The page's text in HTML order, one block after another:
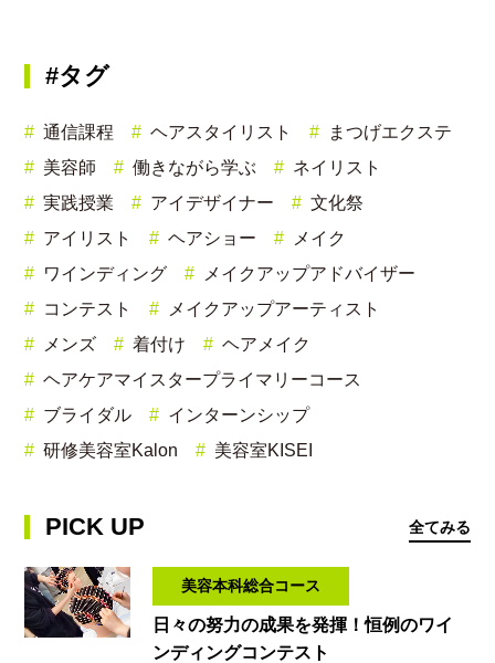
#タグ
通信課程 ヘアスタイリスト
まつげエクステ
美容師
働きながら学ぶ
ネイリスト
実践授業
アイデザイナー
文化祭
アイリスト
ヘアショー
メイク
ワインディング
メイクアップアドバイザー
コンテスト
メイクアップアーティスト
メンズ
着付け
ヘアメイク
ヘアケアマイスタープライマリーコース
ブライダル
インターンシップ
研修美容室Kalon
美容室KISEI
PICK UP 全てみる
美容本科総合コース
日々の努力の成果を発揮！恒例のワイ
ンディングコンテスト